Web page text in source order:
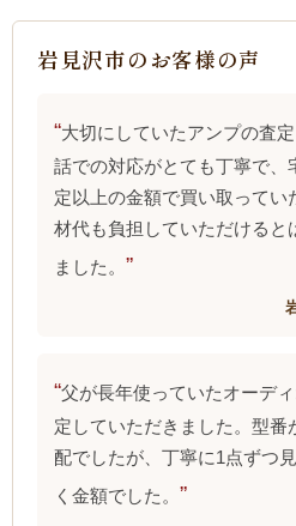
岩見沢市のお客様の声
大切にしていたアンプの査
話での対応がとても丁寧で、
定以上の金額で買い取ってい
材代も負担していただけると
ました。
父が長年使っていたオーデ
定していただきました。型番
配でしたが、丁寧に1点ずつ
く金額でした。